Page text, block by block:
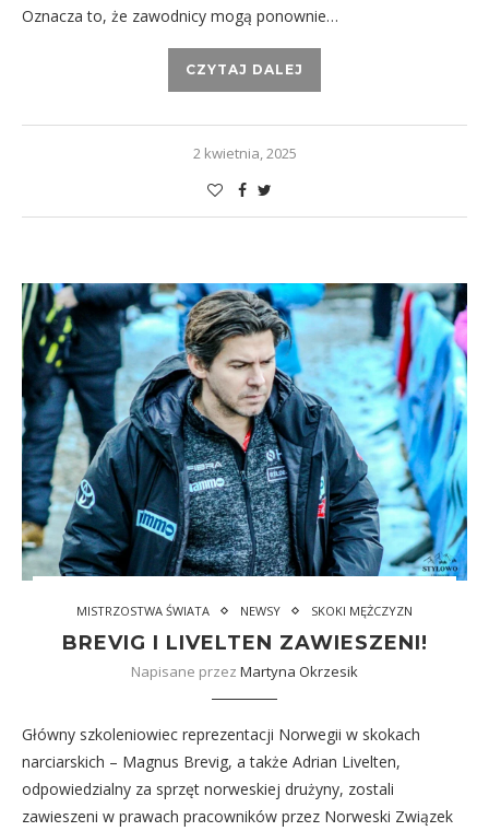
Oznacza to, że zawodnicy mogą ponownie…
CZYTAJ DALEJ
2 kwietnia, 2025
MISTRZOSTWA ŚWIATA NEWSY SKOKI MĘŻCZYZN
BREVIG I LIVELTEN ZAWIESZENI!
Napisane przez Martyna Okrzesik
Główny szkoleniowiec reprezentacji Norwegii w skokach
narciarskich – Magnus Brevig, a także Adrian Livelten,
odpowiedzialny za sprzęt norweskiej drużyny, zostali
zawieszeni w prawach pracowników przez Norweski Związek